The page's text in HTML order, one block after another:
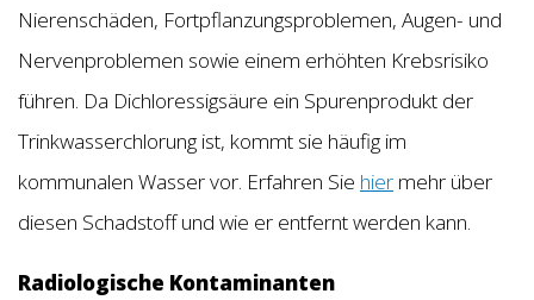
Nierenschäden, Fortpflanzungsproblemen, Augen- und
Nervenproblemen sowie einem erhöhten Krebsrisiko
führen. Da Dichloressigsäure ein Spurenprodukt der
Trinkwasserchlorung ist, kommt sie häufig im
kommunalen Wasser vor. Erfahren Sie hier mehr über
diesen Schadstoff und wie er entfernt werden kann.
Radiologische Kontaminanten